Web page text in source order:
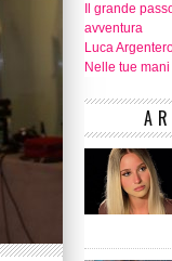
Il grande
avventura
Luca
Nelle tue mani